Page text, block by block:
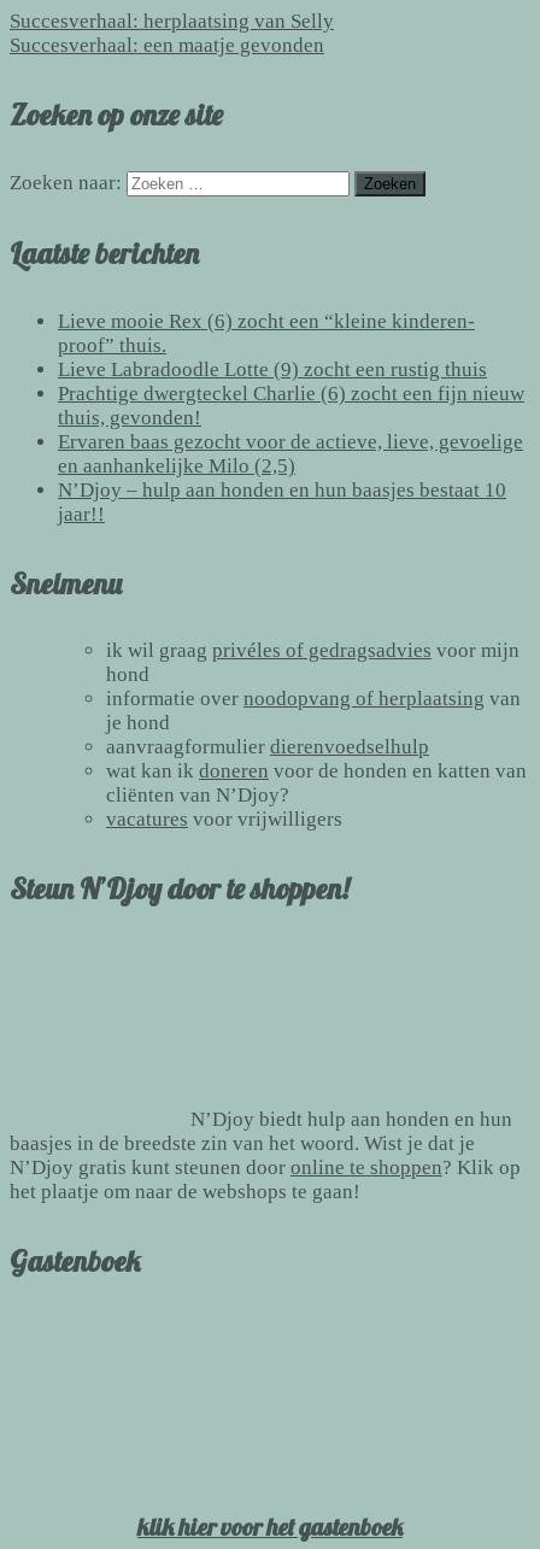
Succesverhaal: herplaatsing van Selly
Succesverhaal: een maatje gevonden
Zoeken op onze site
Zoeken naar:
Laatste berichten
Lieve mooie Rex (6) zocht een “kleine kinderen-
proof” thuis.
Lieve Labradoodle Lotte (9) zocht een rustig thuis
Prachtige dwergteckel Charlie (6) zocht een fijn nieuw
thuis, gevonden!
Ervaren baas gezocht voor de actieve, lieve, gevoelige
en aanhankelijke Milo (2,5)
N’Djoy – hulp aan honden en hun baasjes bestaat 10
jaar!!
Snelmenu
ik wil graag privéles of gedragsadvies voor mijn
hond
informatie over noodopvang of herplaatsing van
je hond
aanvraagformulier dierenvoedselhulp
wat kan ik doneren voor de honden en katten van
cliënten van N’Djoy?
vacatures voor vrijwilligers
Steun N’Djoy door te shoppen!
N’Djoy biedt hulp aan honden en hun
baasjes in de breedste zin van het woord. Wist je dat je
N’Djoy gratis kunt steunen door online te shoppen? Klik op
het plaatje om naar de webshops te gaan!
Gastenboek
klik hier voor het gastenboek